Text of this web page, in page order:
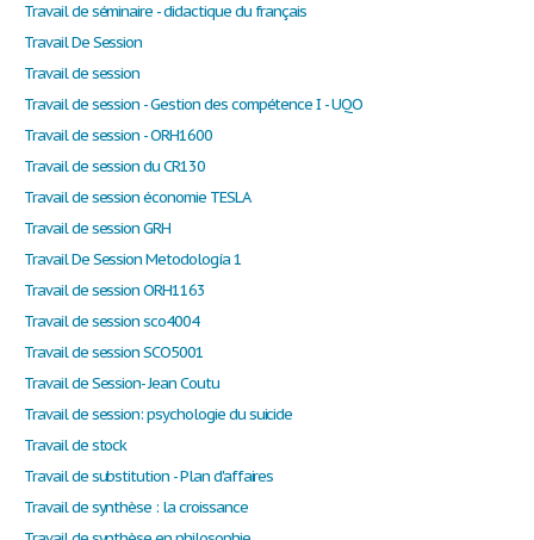
Travail de séminaire - didactique du français
Travail De Session
Travail de session
Travail de session - Gestion des compétence I - UQO
Travail de session - ORH1600
Travail de session du CR130
Travail de session économie TESLA
Travail de session GRH
Travail De Session Metodología 1
Travail de session ORH1163
Travail de session sco4004
Travail de session SCO5001
Travail de Session- Jean Coutu
Travail de session: psychologie du suicide
Travail de stock
Travail de substitution - Plan d'affaires
Travail de synthèse : la croissance